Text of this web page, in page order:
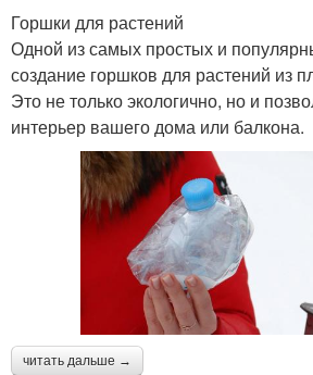
Горшки для растений
Одной из самых простых и
создание горшков для растений из
Это не только экологично, но и
интерьер вашего дома или балкона.
читать дальше →